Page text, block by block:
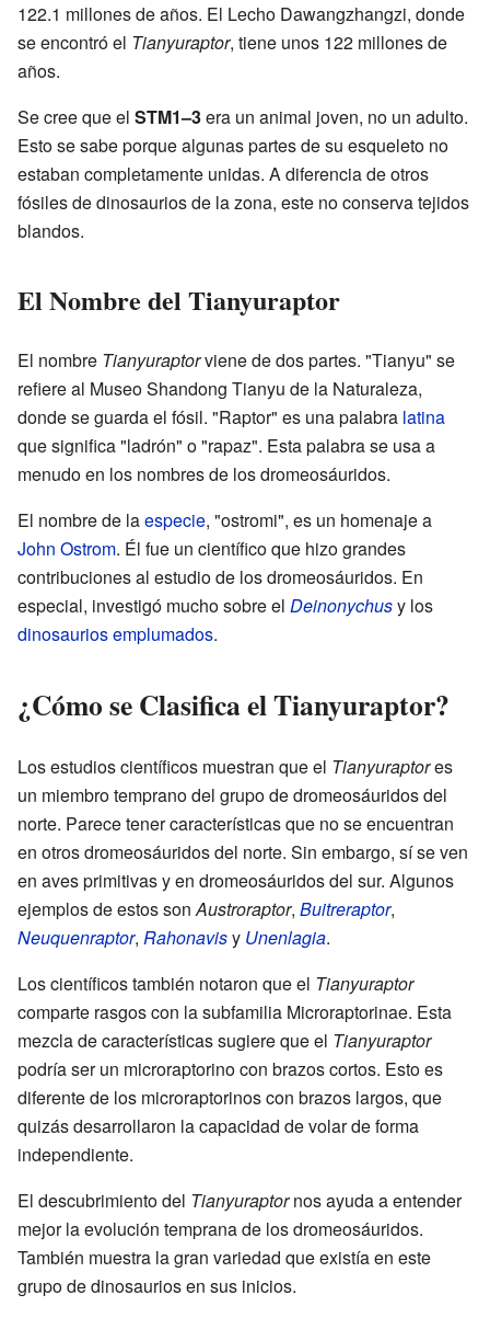
122.1 millones de años. El Lecho Dawangzhangzi, donde
se encontró el Tianyuraptor, tiene unos 122 millones de
años.
Se cree que el STM1–3era un animal joven, no un adulto.
Esto se sabe porque algunas partes de su esqueleto no
estaban completamente unidas. A diferencia de otros
fósiles de dinosaurios de la zona, este no conserva tejidos
blandos.
El Nombre del Tianyuraptor
El nombre Tianyuraptorviene de dos partes. "Tianyu" se
refiere al Museo Shandong Tianyu de la Naturaleza,
donde se guarda el fósil. "Raptor" es una palabra latina
que significa "ladrón" o "rapaz". Esta palabra se usa a
menudo en los nombres de los dromeosáuridos.
El nombre de laespecie, "ostromi", es un homenaje a
John Ostrom. Él fue un científico que hizo grandes
contribuciones al estudio de los dromeosáuridos. En
especial, investigó mucho sobre el Deinonychusy los
dinosaurios emplumados.
¿Cómo se Clasifica el Tianyuraptor?
Los estudios científicos muestran que el Tianyuraptores
un miembro temprano del grupo de dromeosáuridos del
norte. Parece tener características que no se encuentran
en otros dromeosáuridos del norte. Sin embargo, sí se ven
en aves primitivas y en dromeosáuridos del sur. Algunos
ejemplos de estos sonAustroraptor, Buitreraptor,
Neuquenraptor, Rahonavisy Unenlagia.
Los científicos también notaron que el Tianyuraptor
comparte rasgos con la subfamilia Microraptorinae. Esta
mezcla de características sugiere que el Tianyuraptor
podría ser un microraptorino con brazos cortos. Esto es
diferente de los microraptorinos con brazos largos, que
quizás desarrollaron la capacidad de volar de forma
independiente.
El descubrimiento del Tianyuraptornos ayuda a entender
mejor la evolución temprana de los dromeosáuridos.
También muestra la gran variedad que existía en este
grupo de dinosaurios en sus inicios.